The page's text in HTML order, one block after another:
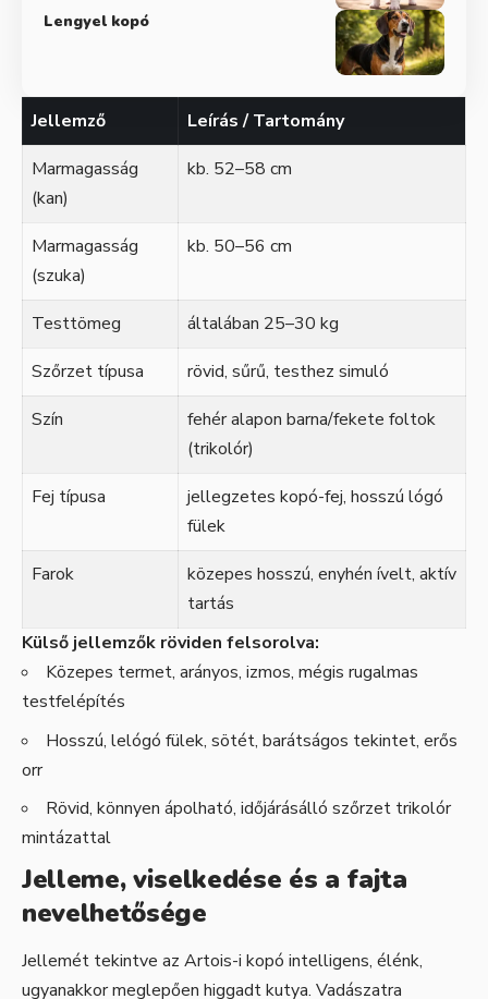
Lengyel kopó
Jellemző
Leírás / Tartomány
Marmagasság
(kan)
kb. 52–58 cm
Marmagasság
(szuka)
kb. 50–56 cm
Testtömeg
általában 25–30 kg
Szőrzet típusa
rövid, sűrű, testhez simuló
Szín
fehér alapon barna/fekete foltok
(trikolór)
Fej típusa
jellegzetes kopó-fej, hosszú lógó
fülek
Farok
közepes hosszú, enyhén ívelt, aktív
tartás
Külső jellemzők röviden felsorolva:
Közepes termet, arányos, izmos, mégis rugalmas
testfelépítés
Hosszú, lelógó fülek, sötét, barátságos tekintet, erős
orr
Rövid, könnyen ápolható, időjárásálló szőrzet trikolór
mintázattal
Jelleme, viselkedése és a fajta
nevelhetősége
Jellemét tekintve az Artois-i kopó intelligens, élénk,
ugyanakkor meglepően higgadt kutya. Vadászatra